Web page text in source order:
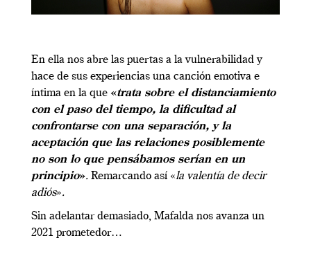
En ella nos abre las puertas a la vulnerabilidad y
hace de sus experiencias una canción emotiva e
íntima en la que «trata sobre el distanciamiento
con el paso del tiempo, la dificultad al
confrontarse con una separación, y la
aceptación que las relaciones posiblemente
no son lo que pensábamos serían en un
principio». Remarcando así «la valentía de decir
adiós».
Sin adelantar demasiado, Mafalda nos avanza un
2021 prometedor…